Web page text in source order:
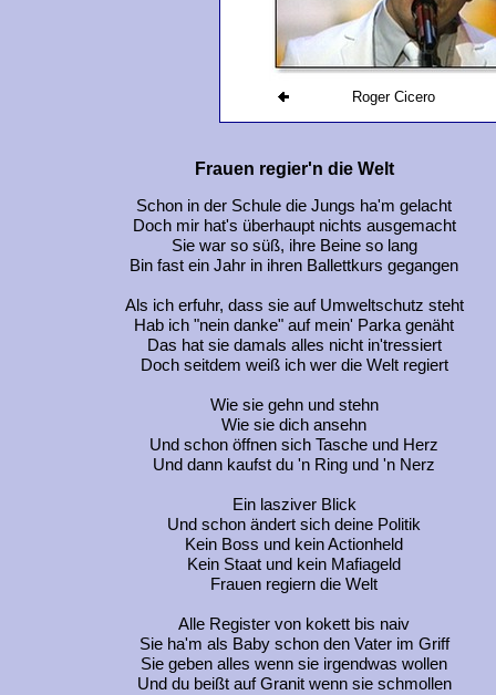
Roger Cicero
Frauen regier'n die Welt
Schon in der Schule die Jungs ha'm gelacht
Doch mir hat's überhaupt nichts ausgemacht
Sie war so süß, ihre Beine so lang
Bin fast ein Jahr in ihren Ballettkurs gegangen
Als ich erfuhr, dass sie auf Umweltschutz steht
Hab ich "nein danke" auf mein' Parka genäht
Das hat sie damals alles nicht in'tressiert
Doch seitdem weiß ich wer die Welt regiert
Wie sie gehn und stehn
Wie sie dich ansehn
Und schon öffnen sich Tasche und Herz
Und dann kaufst du 'n Ring und 'n Nerz
Ein lasziver Blick
Und schon ändert sich deine Politik
Kein Boss und kein Actionheld
Kein Staat und kein Mafiageld
Frauen regiern die Welt
Alle Register von kokett bis naiv
Sie ha'm als Baby schon den Vater im Griff
Sie geben alles wenn sie irgendwas wollen
Und du beißt auf Granit wenn sie schmollen